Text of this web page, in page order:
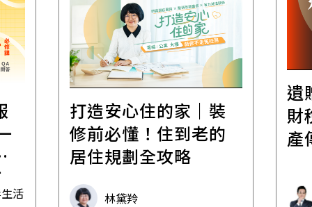
活
打造安心住的家｜裝
修前必懂！住到老的
居住規劃全攻略
林黛羚
遺
財
產